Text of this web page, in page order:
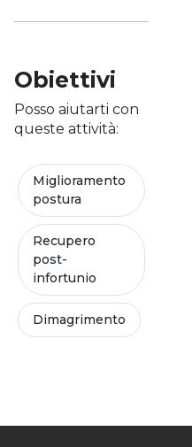
Obiettivi
Posso aiutarti con
queste attività:
Miglioramento
postura
Recupero
post-
infortunio
Dimagrimento